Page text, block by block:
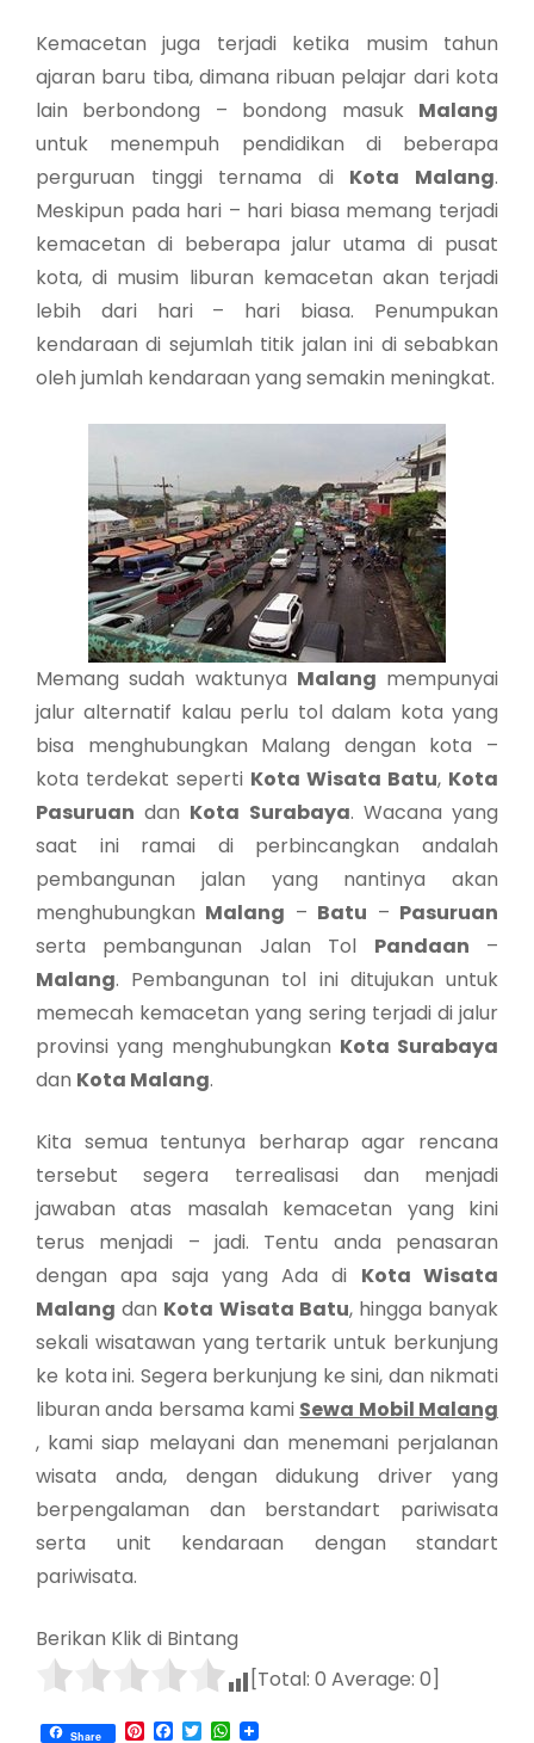
Kemacetan juga terjadi ketika musim tahun
ajaran baru tiba, dimana ribuan pelajar dari kota
lain berbondong – bondong masuk Malang
untuk menempuh pendidikan di beberapa
perguruan tinggi ternama di Kota Malang.
Meskipun pada hari – hari biasa memang terjadi
kemacetan di beberapa jalur utama di pusat
kota, di musim liburan kemacetan akan terjadi
lebih dari hari – hari biasa. Penumpukan
kendaraan di sejumlah titik jalan ini di sebabkan
oleh jumlah kendaraan yang semakin meningkat.
Memang sudah waktunya Malang mempunyai
jalur alternatif kalau perlu tol dalam kota yang
bisa menghubungkan Malang dengan kota –
kota terdekat seperti Kota Wisata Batu, Kota
Pasuruan dan Kota Surabaya. Wacana yang
saat ini ramai di perbincangkan andalah
pembangunan jalan yang nantinya akan
menghubungkan Malang – Batu – Pasuruan
serta pembangunan Jalan Tol Pandaan –
Malang. Pembangunan tol ini ditujukan untuk
memecah kemacetan yang sering terjadi di jalur
provinsi yang menghubungkan Kota Surabaya
dan Kota Malang.
Kita semua tentunya berharap agar rencana
tersebut segera terrealisasi dan menjadi
jawaban atas masalah kemacetan yang kini
terus menjadi – jadi. Tentu anda penasaran
dengan apa saja yang Ada di Kota Wisata
Malang dan Kota Wisata Batu, hingga banyak
sekali wisatawan yang tertarik untuk berkunjung
ke kota ini. Segera berkunjung ke sini, dan nikmati
liburan anda bersama kami Sewa Mobil Malang
, kami siap melayani dan menemani perjalanan
wisata anda, dengan didukung driver yang
berpengalaman dan berstandart pariwisata
serta unit kendaraan dengan standart
pariwisata.
Berikan Klik di Bintang
[Total: 0 Average: 0]
Share Pinterest
Facebook
TwitterWhatsApp